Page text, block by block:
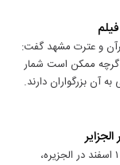
و عترت مشهد گفت:
ممکن است شمار
آن بزرگواران دارند.
پانزدهمین مسابقات تلویزیونی «تاج القرآن» دیروز جمعه، ۱ اسفند در الجزیره،